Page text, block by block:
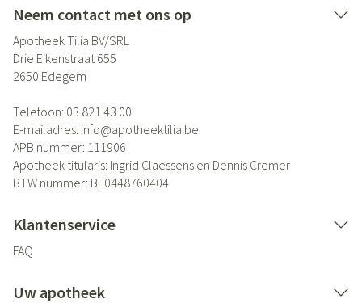
Neem contact met ons op
Apotheek Tilia BV/SRL
Drie Eikenstraat 655
2650 Edegem
Telefoon: 03 821 43 00
E-mailadres: info@apotheektilia.be
APB nummer: 111906
Apotheek titularis: Ingrid Claessens en Dennis Cremer
BTW nummer: BE0448760404
Klantenservice
FAQ
Uw apotheek